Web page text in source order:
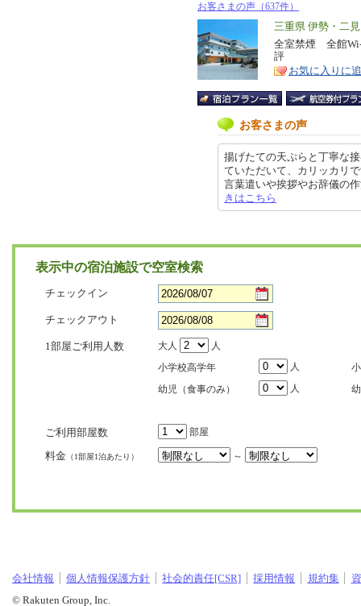
お客さまの声（637件）
エ
リ
ア
三重県 伊勢・二見
特
徴
全室禁煙 全館
評
お気に入りに
お客さまの声
揚げたての天ぷらと丁寧な
ていただいて、カリッカリ
言葉遣いや挨拶やお辞儀の
きはこちら
表示中の宿泊施設で空室検索
チェックイン
チェックアウト
1部屋ご利用人数 大人
人
小学校高学年
人
幼児（食事のみ）
人
ご利用部屋数 部屋
料金 （1部屋1泊あたり） ～
会社情報 個人情報保護方針 社会的責任[CSR] 採用情報 規約集
© Rakuten Group, Inc.